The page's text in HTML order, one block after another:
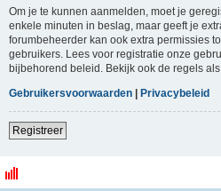
Om je te kunnen aanmelden, moet je
enkele minuten in beslag, maar geeft je
forumbeheerder kan ook extra permissies
gebruikers. Lees voor registratie onze
bijbehorend beleid. Bekijk ook de regels
Gebruikersvoorwaarden
Privacybeleid
Registreer